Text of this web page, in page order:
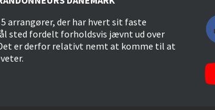
5 arrangører, der har hvert sit faste
sted fordelt forholdsvis jævnt ud over
er derfor relativt nemt at komme til at